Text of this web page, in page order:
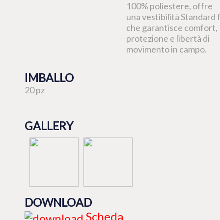
100% poliestere, offre
una vestibilità Standard
che garantisce comfort,
protezione e libertà di
movimento in campo.
IMBALLO
20 pz
GALLERY
DOWNLOAD
Scheda